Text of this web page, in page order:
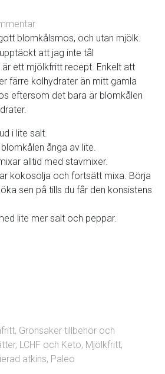
blomkålsmos, och utan mjölk.
att jag inte tål
ett mjölkfritt recept. Enkelt att
färre kolhydrater än mitt gamla
eftersom det bara är blomkålen
i lite salt.
ånga av lite.
alltid med stavmixer.
kokosolja och fortsätt mixa. Börja
sen på tills du får den konsistens
lite mer salt och peppar.
, Grönsaker tillbehör och
, LCHF och Keto, Mjölkfritt,
atkins, Paleo